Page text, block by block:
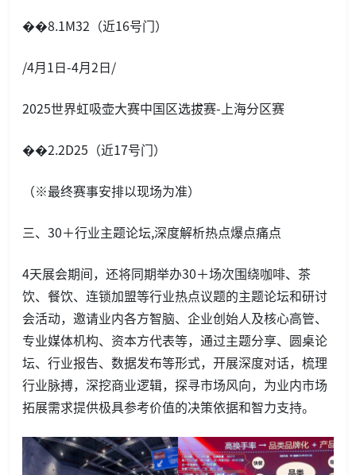
��8.1M32（近16号门）
/4月1日-4月2日/
2025世界虹吸壶大赛中国区选拔赛-上海分区赛
��2.2D25（近17号门）
（※最终赛事安排以现场为准）
三、30＋行业主题论坛,深度解析热点爆点痛点
4天展会期间，还将同期举办30＋场次围绕咖啡、茶
饮、餐饮、连锁加盟等行业热点议题的主题论坛和研讨
会活动，邀请业内各方智脑、企业创始人及核心高管、
专业媒体机构、资本方代表等，通过主题分享、圆桌论
坛、行业报告、数据发布等形式，开展深度对话，梳理
行业脉搏，深挖商业逻辑，探寻市场风向，为业内市场
拓展需求提供极具参考价值的决策依据和智力支持。